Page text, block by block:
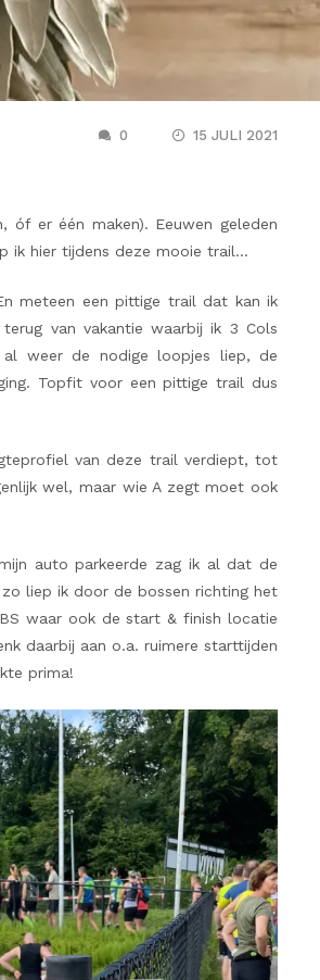
0 15 JULI 2021
er één maken). Eeuwen geleden
ik hier tijdens deze mooie trail…
meteen een pittige trail dat kan ik
van vakantie waarbij ik 3 Cols
weer de nodige loopjes liep, de
Topfit voor een pittige trail dus
van deze trail verdiept, tot
wel, maar wie A zegt moet ook
auto parkeerde zag ik al dat de
liep ik door de bossen richting het
waar ook de start & finish locatie
daarbij aan o.a. ruimere starttijden
prima!